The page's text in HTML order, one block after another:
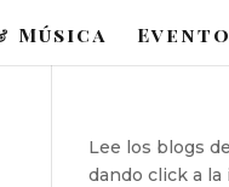
Música
Lee los blogs
dando click a la